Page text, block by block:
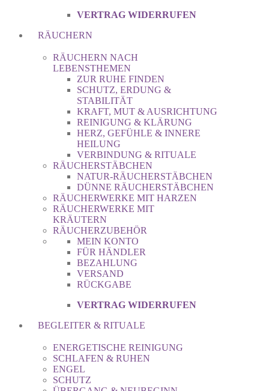
VERTRAG WIDERRUFEN
RÄUCHERN
RÄUCHERN NACH
LEBENSTHEMEN
ZUR RUHE FINDEN
SCHUTZ, ERDUNG &
STABILITÄT
KRAFT, MUT & AUSRICHTUNG
REINIGUNG & KLÄRUNG
HERZ, GEFÜHLE & INNERE
HEILUNG
VERBINDUNG & RITUALE
RÄUCHERSTÄBCHEN
NATUR-RÄUCHERSTÄBCHEN
DÜNNE RÄUCHERSTÄBCHEN
RÄUCHERWERKE MIT HARZEN
RÄUCHERWERKE MIT
KRÄUTERN
RÄUCHERZUBEHÖR
MEIN KONTO
FÜR HÄNDLER
BEZAHLUNG
VERSAND
RÜCKGABE
VERTRAG WIDERRUFEN
BEGLEITER & RITUALE
ENERGETISCHE REINIGUNG
SCHLAFEN & RUHEN
ENGEL
SCHUTZ